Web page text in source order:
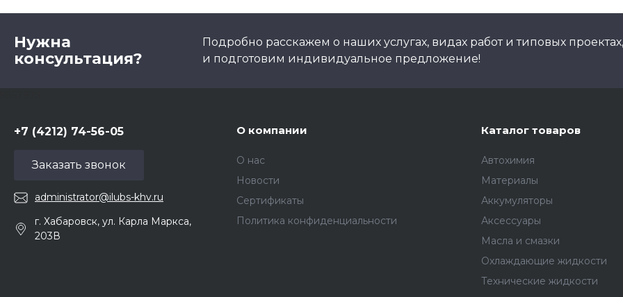
Нужна
консультация?
Подробно расскажем о наших услугах, видах работ и типовых
и подготовим индивидуальное предложение!
+7 (4212) 74-56-05
Заказать звонок
administrator@ilubs-khv.ru
г. Хабаровск, ул. Карла Маркса,
203В
О компании
О нас
Новости
Сертификаты
Политика конфиденциальности
Каталог товаров
Автохимия
Материалы
Аккумуляторы
Аксессуары
Масла и смазки
Охлаждающие жидкости
Технические жидкости